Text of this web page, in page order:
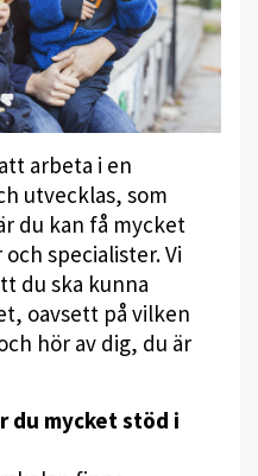
arbeta i en
utvecklas, som
du kan få mycket
specialister. Vi
du ska kunna
oavsett på vilken
hör av dig, du är
du mycket stöd i